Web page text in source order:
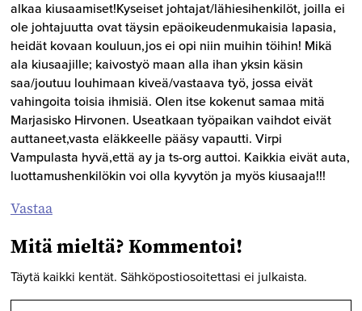
alkaa kiusaamiset!Kyseiset johtajat/lähiesihenkilöt, joilla ei
ole johtajuutta ovat täysin epäoikeudenmukaisia lapasia,
heidät kovaan kouluun,jos ei opi niin muihin töihin! Mikä
ala kiusaajille; kaivostyö maan alla ihan yksin käsin
saa/joutuu louhimaan kiveä/vastaava työ, jossa eivät
vahingoita toisia ihmisiä. Olen itse kokenut samaa mitä
Marjasisko Hirvonen. Useatkaan työpaikan vaihdot eivät
auttaneet,vasta eläkkeelle pääsy vapautti. Virpi
Vampulasta hyvä,että ay ja ts-org auttoi. Kaikkia eivät auta,
luottamushenkilökin voi olla kyvytön ja myös kiusaaja!!!
Vastaa
Mitä mieltä? Kommentoi!
Täytä kaikki kentät. Sähköpostiosoitettasi ei julkaista.